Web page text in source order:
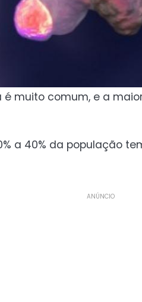
muito comum, e a
a 40% da população
ANÚNCIO